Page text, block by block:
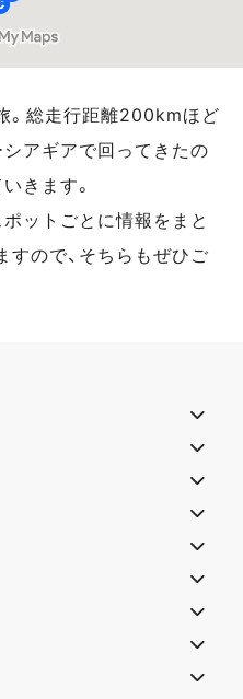
。総走行距離200kmほど
アギアで回ってきたの
きます。
ットごとに情報をまと
ので、そちらもぜひご